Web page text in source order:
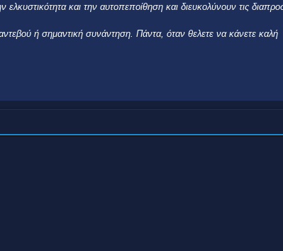
και την αυτοπεποίθηση και διευκολύνουν τις
ή σημαντική συνάντηση. Πάντα, όταν θελετε να κάνετε καλή